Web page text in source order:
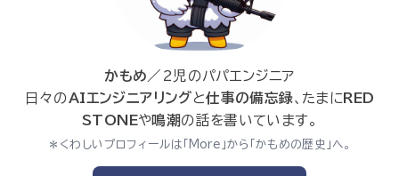
かもめ ／2児のパパエンジニア
日々のAIエンジニアリングと仕事の備忘録、たまに RED
STONEや鳴潮の話を書いています。
＊くわしいプロフィールは「More」から「かもめの歴史」へ。